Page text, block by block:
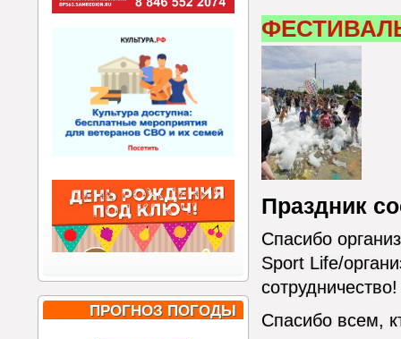
ПРОГНОЗ ПОГОДЫ
Праздник
Спасибо
Sport Life/
сотрудничество!
Спасибо всем,